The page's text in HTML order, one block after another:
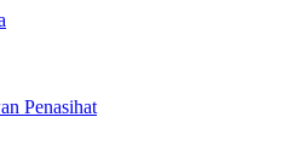
Penasihat